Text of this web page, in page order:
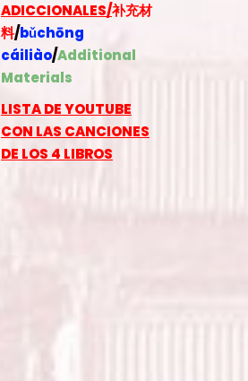
ADICCIONALES/补充材
料/bǔchōng
cáiliào/Additional
Materials
LISTA DE YOUTUBE
CON LAS CANCIONES
DE LOS 4 LIBROS